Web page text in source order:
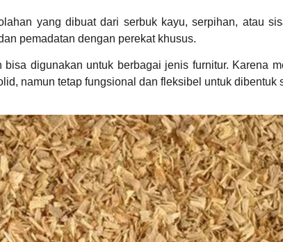
yang dibuat dari serbuk kayu, serpihan, atau
pemadatan dengan perekat khusus.
digunakan untuk berbagai jenis furnitur. Karena
namun tetap fungsional dan fleksibel untuk dibentuk